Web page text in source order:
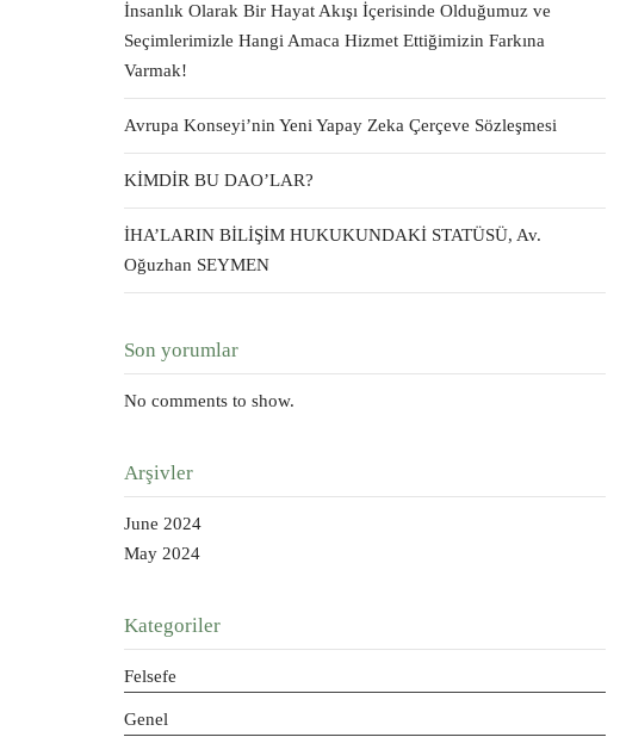
İnsanlık Olarak Bir Hayat Akışı İçerisinde Olduğumuz ve
Seçimlerimizle Hangi Amaca Hizmet Ettiğimizin Farkına
Varmak!
Avrupa Konseyi’nin Yeni Yapay Zeka Çerçeve Sözleşmesi
KİMDİR BU DAO’LAR?
İHA’LARIN BİLİŞİM HUKUKUNDAKİ STATÜSÜ, Av.
Oğuzhan SEYMEN
Son yorumlar
No comments to show.
Arşivler
June 2024
May 2024
Kategoriler
Felsefe
Genel